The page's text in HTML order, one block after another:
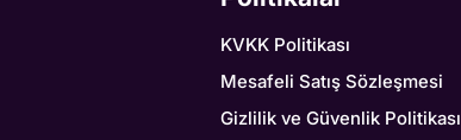
KVKK Politikası
Mesafeli Satış Sözleşmesi
Gizlilik ve Güvenlik Politikası